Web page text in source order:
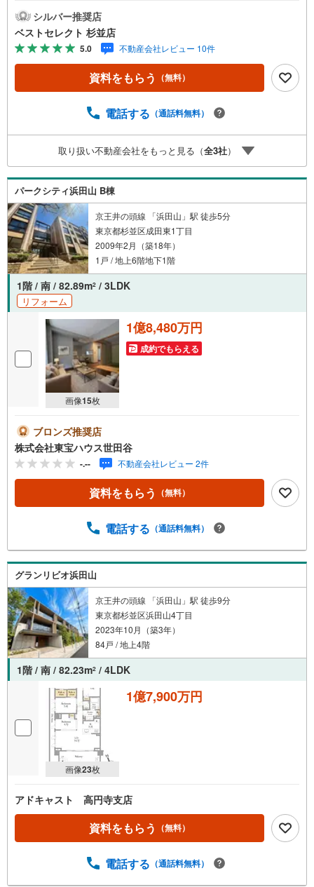
シルバー推奨店
ベストセレクト 杉並店
5.0 不動産会社レビュー 10件
資料をもらう （無料）
電話する （通話料無料）
取り扱い不動産会社をもっと見る（全3社）
パークシティ浜田山 B棟
京王井の頭線 「浜田山」駅 徒歩5分
東京都杉並区成田東1丁目
2009年2月（築18年）
1戸 / 地上6階地下1階
1階 / 南 / 82.89m2 / 3LDK
リフォーム
画像15枚
1億8,480万円
成約でもらえる
ブロンズ推奨店
株式会社東宝ハウス世田谷
-.-- 不動産会社レビュー 2件
資料をもらう （無料）
電話する （通話料無料）
グランリビオ浜田山
京王井の頭線 「浜田山」駅 徒歩9分
東京都杉並区浜田山4丁目
2023年10月（築3年）
84戸 / 地上4階
1階 / 南 / 82.23m2 / 4LDK
画像23枚
1億7,900万円
アドキャスト 高円寺支店
資料をもらう （無料）
電話する （通話料無料）